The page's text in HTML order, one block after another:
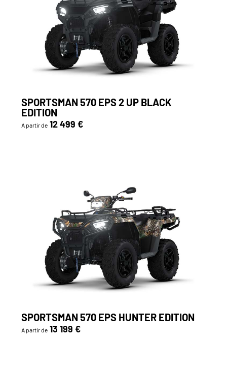
SPORTSMAN 570 EPS 2 UP BLACK
EDITION
A partir de 12 499 €
SPORTSMAN 570 EPS HUNTER EDITION
A partir de 13 199 €